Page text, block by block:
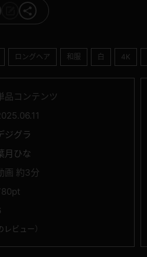
ロングヘア 和服 白 4K
品コンテンツ
ジグラ
月ひな
画 約3分
レビュー）